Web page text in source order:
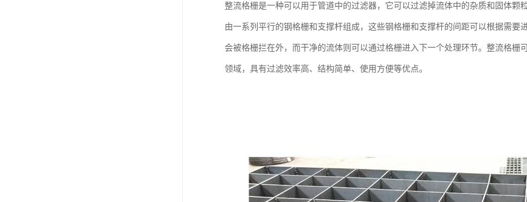
整流格栅是一种可以用于管道中的过滤器，它可以过滤掉流体中的杂质和固体颗
由一系列平行的钢格栅和支撑杆组成，这些钢格栅和支撑杆的间距可以根据需要
会被格栅拦在外，而干净的流体则可以通过格栅进入下一个处理环节。整流格栅
领域，具有过滤效率高、结构简单、使用方便等优点。